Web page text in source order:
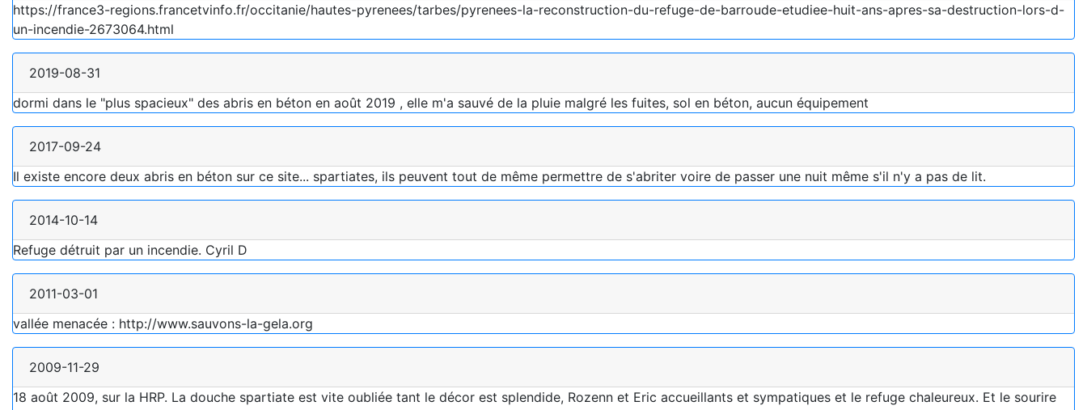
https://france3-regions.francetvinfo.fr/occitanie/hautes-pyrenees/tarbes/pyrenees-la-reconstruction-du-refuge-de-barroude-etudiee-huit-ans-apres-sa-destruction-lors-d-
un-incendie-2673064.html
2019-08-31
dormi dans le "plus spacieux" des abris en béton en août 2019 , elle m'a sauvé de la pluie malgré les fuites, sol en béton, aucun équipement
2017-09-24
Il existe encore deux abris en béton sur ce site... spartiates, ils peuvent tout de même permettre de s'abriter voire de passer une nuit même s'il n'y a pas de lit.
2014-10-14
Refuge détruit par un incendie. Cyril D
2011-03-01
vallée menacée : http://www.sauvons-la-gela.org
2009-11-29
18 août 2009, sur la HRP. La douche spartiate est vite oubliée tant le décor est splendide, Rozenn et Eric accueillants et sympatiques et le refuge chaleureux. Et le sourire